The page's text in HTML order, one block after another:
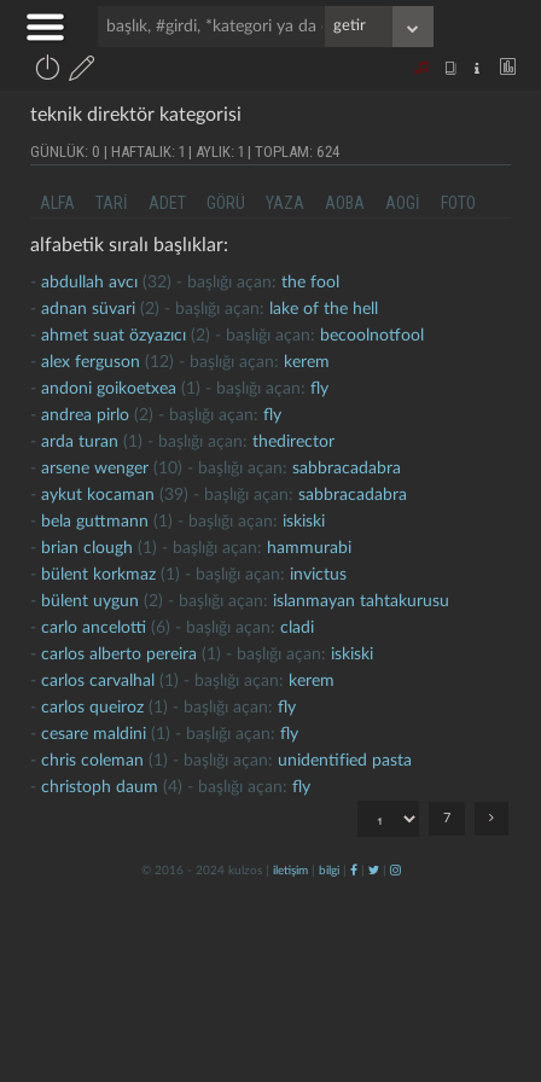
teknik direktör kategorisi
GÜNLÜK: 0 | HAFTALIK: 1 | AYLIK: 1 | TOPLAM: 624
ALFA TARI ADET GÖRÜ YAZA AOBA AOGI FOTO
alfabetik sıralı başlıklar:
- abdullah avcı (32) - başlığı açan: the fool
- adnan süvari (2) - başlığı açan: lake of the hell
- ahmet suat özyazıcı (2) - başlığı açan: becoolnotfool
- alex ferguson (12) - başlığı açan: kerem
- andoni goikoetxea (1) - başlığı açan: fly
- andrea pirlo (2) - başlığı açan: fly
- arda turan (1) - başlığı açan: thedirector
- arsene wenger (10) - başlığı açan: sabbracadabra
- aykut kocaman (39) - başlığı açan: sabbracadabra
- bela guttmann (1) - başlığı açan: iskiski
- brian clough (1) - başlığı açan: hammurabi
- bülent korkmaz (1) - başlığı açan: invictus
- bülent uygun (2) - başlığı açan: islanmayan tahtakurusu
- carlo ancelotti (6) - başlığı açan: cladi
- carlos alberto pereira (1) - başlığı açan: iskiski
- carlos carvalhal (1) - başlığı açan: kerem
- carlos queiroz (1) - başlığı açan: fly
- cesare maldini (1) - başlığı açan: fly
- chris coleman (1) - başlığı açan: unidentified pasta
- christoph daum (4) - başlığı açan: fly
7
kapat
© 2016 - 2024 kulzos | iletişim| bilgi| | |